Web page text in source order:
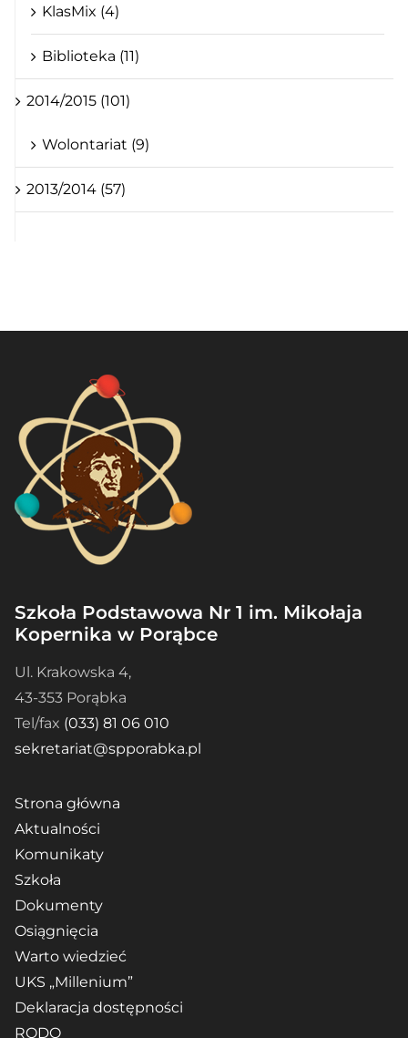
KlasMix (4)
Biblioteka (11)
2014/2015 (101)
Wolontariat (9)
2013/2014 (57)
Szkoła Podstawowa Nr 1 im. Mikołaja
Kopernika w Porąbce
Ul. Krakowska 4,
43-353 Porąbka
Tel/fax (033) 81 06 010
sekretariat@spporabka.pl
Strona główna
Aktualności
Komunikaty
Szkoła
Dokumenty
Osiągnięcia
Warto wiedzieć
UKS „Millenium”
Deklaracja dostępności
RODO